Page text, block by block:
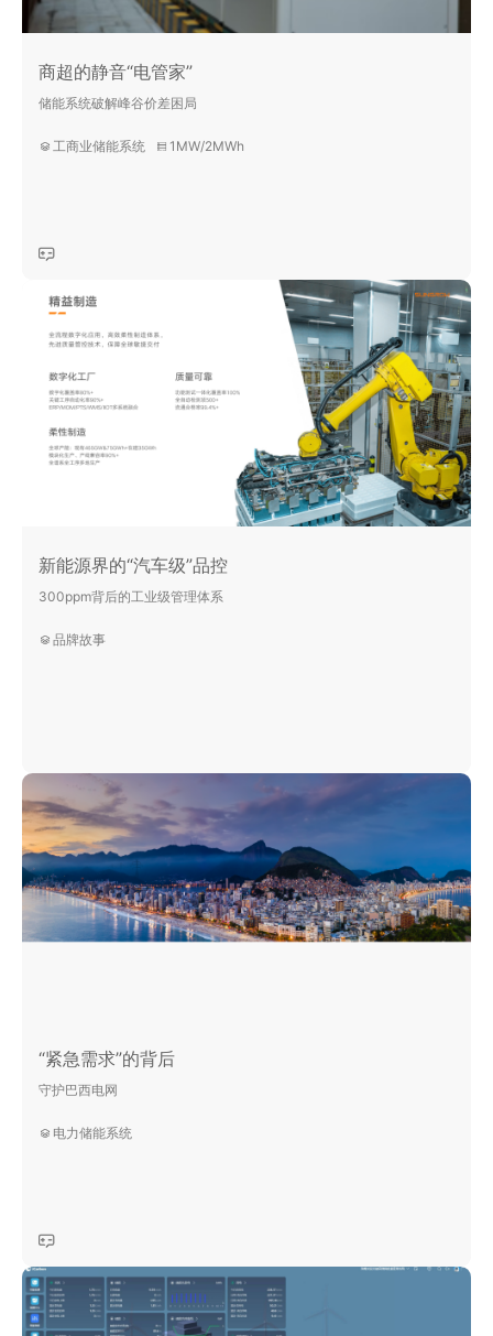
商超的静音“电管家”
储能系统破解峰谷价差困局
工商业储能系统 1MW/2MWh
新能源界的“汽车级”品控
300ppm背后的工业级管理体系
品牌故事
“紧急需求”的背后
守护巴西电网
电力储能系统